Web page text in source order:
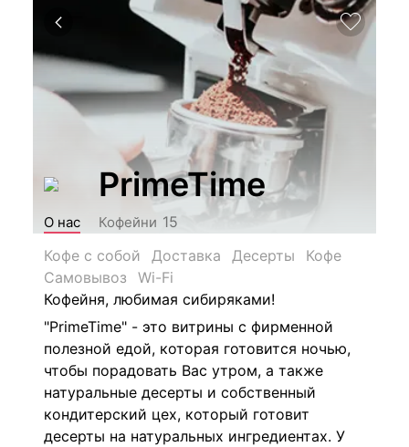
PrimeTime
О нас Кофейни 15
Кофе с собой
Доставка Десерты
Кофе
Самовывоз
Wi-Fi
Кофейня, любимая сибиряками!
"PrimeTime" - это витрины с фирменной
полезной едой, которая готовится ночью,
чтобы порадовать Вас утром, а также
натуральные десерты и собственный
кондитерский цех, который готовит
десерты на натуральных ингредиентах. У